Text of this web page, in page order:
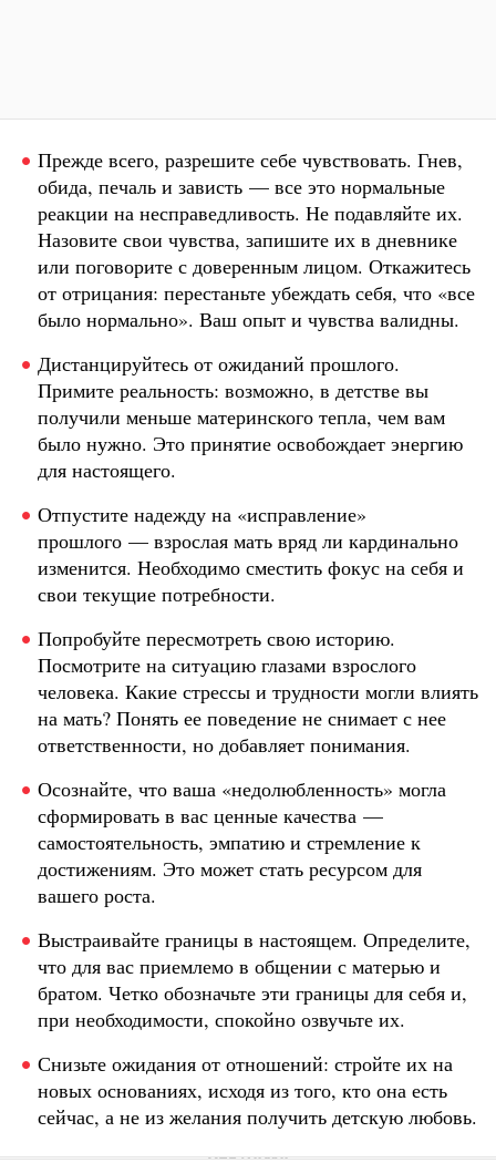
Прежде всего, разрешите себе чувствовать. Гнев,
обида, печаль и зависть — все это нормальные
реакции на несправедливость. Не подавляйте их.
Назовите свои чувства, запишите их в дневнике
или поговорите с доверенным лицом. Откажитесь
от отрицания: перестаньте убеждать себя, что «все
было нормально». Ваш опыт и чувства валидны.
Дистанцируйтесь от ожиданий прошлого.
Примите реальность: возможно, в детстве вы
получили меньше материнского тепла, чем вам
было нужно. Это принятие освобождает энергию
для настоящего.
Отпустите надежду на «исправление»
прошлого — взрослая мать вряд ли кардинально
изменится. Необходимо сместить фокус на себя и
свои текущие потребности.
Попробуйте пересмотреть свою историю.
Посмотрите на ситуацию глазами взрослого
человека. Какие стрессы и трудности могли влиять
на мать? Понять ее поведение не снимает с нее
ответственности, но добавляет понимания.
Осознайте, что ваша «недолюбленность» могла
сформировать в вас ценные качества —
самостоятельность, эмпатию и стремление к
достижениям. Это может стать ресурсом для
вашего роста.
Выстраивайте границы в настоящем. Определите,
что для вас приемлемо в общении с матерью и
братом. Четко обозначьте эти границы для себя и,
при необходимости, спокойно озвучьте их.
Снизьте ожидания от отношений: стройте их на
новых основаниях, исходя из того, кто она есть
сейчас, а не из желания получить детскую любовь.